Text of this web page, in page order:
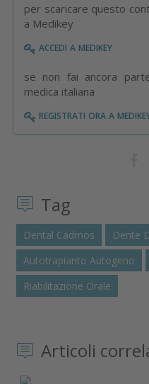
per scaricare questo
a Medikey
accedi a medikey
se non fai ancora
medica italiana
registrati ora a
Tag
Dental Cadmos Dente
Autotrapianto Autogeno
Riabilitazione Orale
Articoli